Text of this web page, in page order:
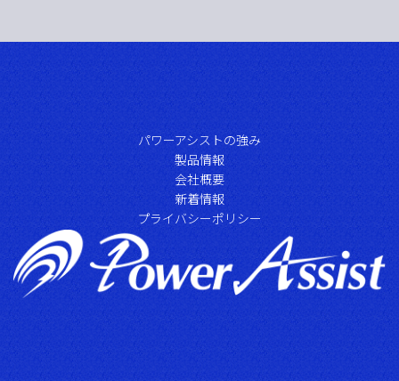
パワーアシストの強み
製品情報
会社概要
新着情報
プライバシーポリシー